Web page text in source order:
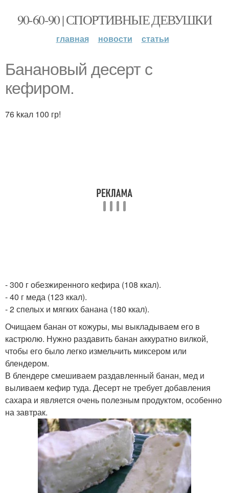
90-60-90 | СПОРТИВНЫЕ ДЕВУШКИ
главная новости статьи
Банановый десерт с
кефиром.
76 kкал 100 гр!
- 300 г обезжиренного кефира (108 ккал).
- 40 г меда (123 ккал).
- 2 спелых и мягких банана (180 ккал).
Очищаем банан от кожуры, мы выкладываем его в
кастрюлю. Нужно раздавить банан аккуратно вилкой,
чтобы его было легко измельчить миксером или
блендером.
В блендере смешиваем раздавленный банан, мед и
выливаем кефир туда. Десерт не требует добавления
сахара и является очень полезным продуктом, особенно
на завтрак.